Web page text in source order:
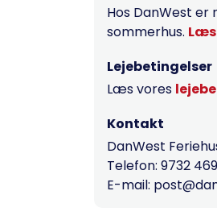
Hos DanWest
sommerhus.
Lejebetingelser
Læs vores
Kontakt
DanWest
Telefon: 9732
E-mail: